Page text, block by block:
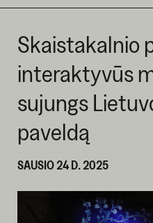
Skaistakalnio
interaktyvūs
sujungs
paveldą
SAUSIO 24 D. 2025